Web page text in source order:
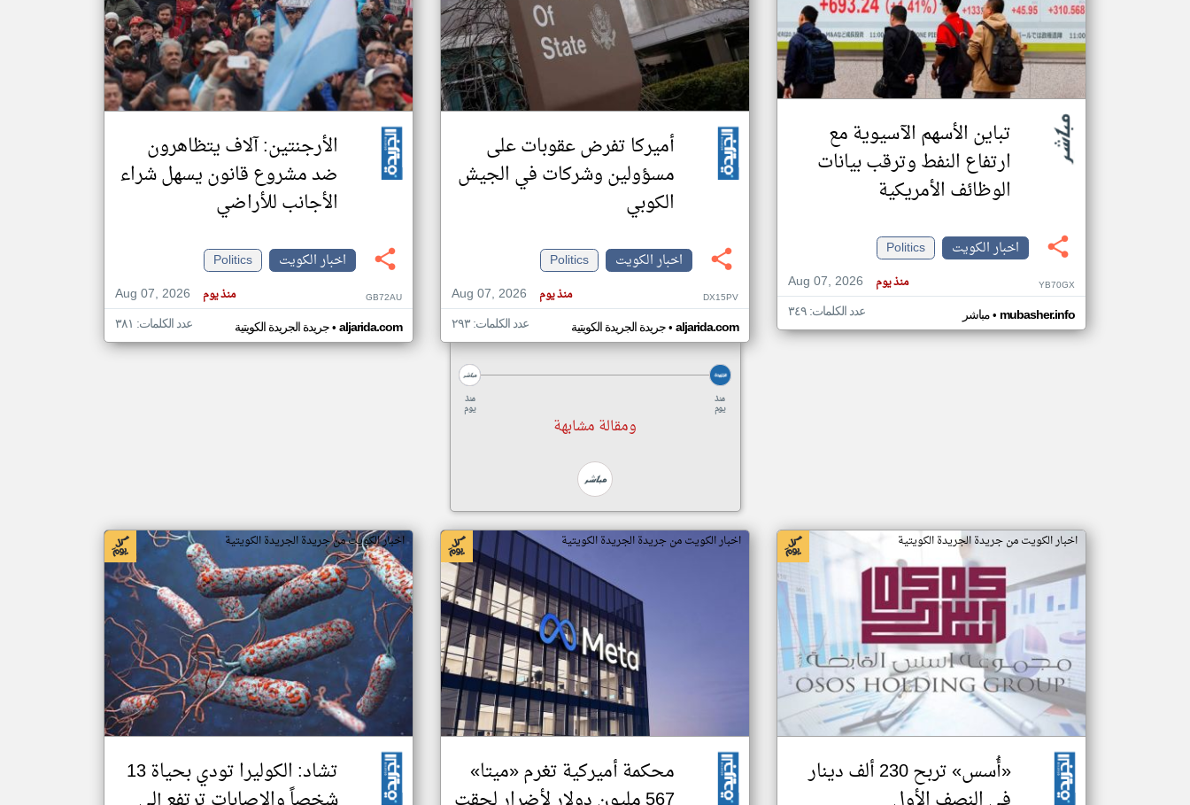
تغيير الدولة
مصادر الأخبار من الكويت
اخبار الكويت على مدار الساعة
أهم اخبار الكويت العاجلة والمباشرة
تباين الأسهم الآسيوية مع
ارتفاع النفط وترقب بيانات
الوظائف الأمريكية
اخبار الكويت
Politics
Aug 07, 2026
منذ يوم YB70GX
مباشر• mubasher.info عدد الكلمات: ٣٤٩
أميركا تفرض عقوبات على
مسؤولين وشركات في الجيش
الكوبي
اخبار الكويت
Politics
Aug 07, 2026
منذ يوم DX15PV
جريدة الجريدة الكويتية• aljarida.com عدد الكلمات: ٢٩٣
منذ
يوم
منذ
يوم
ومقالة مشابهة
الأرجنتين: آلاف يتظاهرون
ضد مشروع قانون يسهل شراء
الأجانب للأراضي
اخبار الكويت
Politics
Aug 07, 2026
منذ يوم GB72AU
جريدة الجريدة الكويتية• aljarida.com عدد الكلمات: ٣٨١
اخبار الكويت من جريدة الجريدة الكويتية
«أُسس» تربح 230 ألف دينار
اخبار الكويت من جريدة الجريدة الكويتية
محكمة أميركية تغرم «ميتا»
اخبار الكويت من جريدة الجريدة الكويتية
تشاد: الكوليرا تودي بحياة 13
klyoum.com